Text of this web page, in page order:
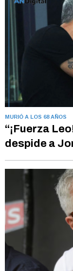
MURIÓ A LOS 68 AÑOS
“¡Fuerza
despide a